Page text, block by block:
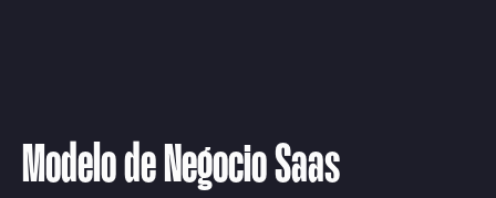
Modelo de Negocio Saas